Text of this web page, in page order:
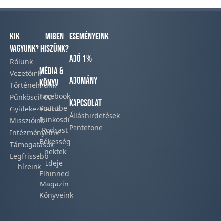
Kik
vagyunk?
Rólunk
Vezetőink
Történelmünk​
Pünkösdi100
Gyülekezeteink​
Misszióink​
Intézményeink
Támogatások
Legfrissebb
híreink​
Miben
hiszünk?
Média &
Könyv
Facebook​
Youtube
Pünkösdi
Podcast​
Békesség
nektek
Ideje
Elhinned
Magazin
Könyveink
Eseményeink
Adó 1%
Adomány
Kapcsolat
Álláshirdetések
Pentefone